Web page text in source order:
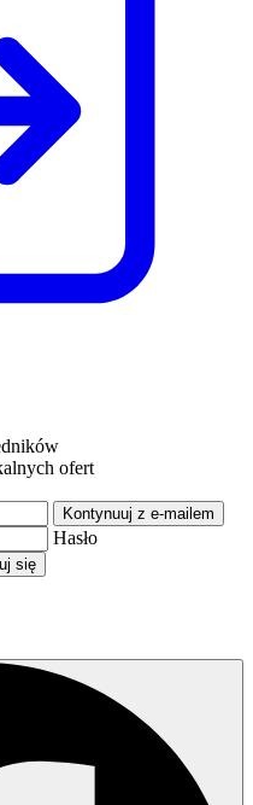
ofert
Kontynuuj z e-mailem
Hasło
się